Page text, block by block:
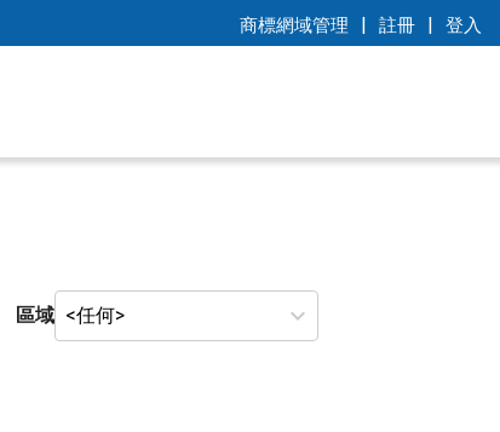
商標網域管理 | 註冊 | 登入
區域